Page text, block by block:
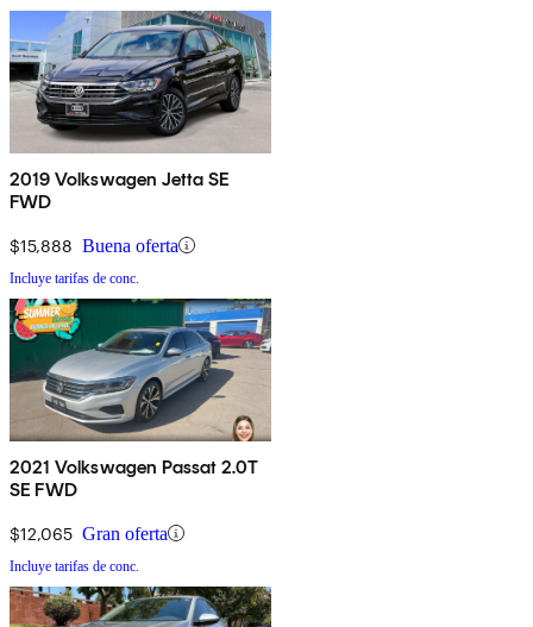
2019 Volkswagen Jetta SE
FWD
$15,888 Buena oferta
Incluye tarifas de conc.
2021 Volkswagen Passat 2.0T
SE FWD
$12,065 Gran oferta
Incluye tarifas de conc.